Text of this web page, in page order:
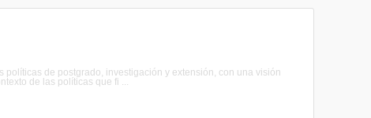
de postgrado, investigación y extensión, con una visión
de las políticas que fi ...